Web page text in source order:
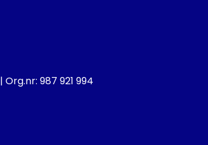
| Org.nr: 987 921 994